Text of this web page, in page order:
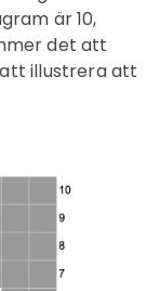
är 10,
det att
illustrera att